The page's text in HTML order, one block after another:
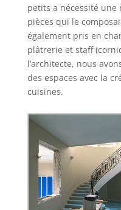
petits a nécessité
pièces qui le
également pris en
plâtrerie et staff
l’architecte, nous
des espaces avec la
cuisines.